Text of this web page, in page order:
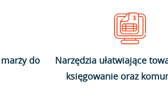
do
Narzędzia ułatwiające
księgowanie oraz